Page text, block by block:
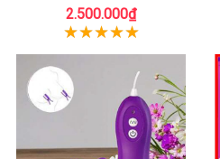
2.500.000₫